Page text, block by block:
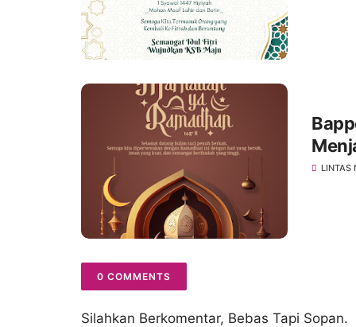
LINTAS
0 COMMENTS
Silahkan Berkomentar, Bebas Tapi Sopan.